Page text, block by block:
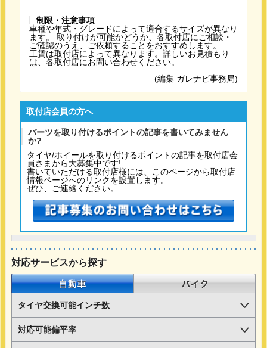
制限・注意事項
車種や年式・グレードによって適合するサイズが異なり
ます。 取り付けが可能かどうか、各取付店にご相談・
ご確認のうえ、ご依頼することをおすすめします。
工賃は取付店によって異なります。詳しいお見積もり
は、各取付店にお問い合わせください。
(編集 ガレナビ事務局)
取付店会員の方へ
パーツを取り付けるポイントの記事を書いてみません
か?
タイヤ/ホイールを取り付けるポイントの記事を取付店会
員さまから大募集中です!
書いていただける取付店様には、このページから取付店
情報ページへのリンクを設置します。
ぜひ、ご連絡ください。
対応サービスから探す
自動車
タイヤ交換可能インチ数
対応可能偏平率